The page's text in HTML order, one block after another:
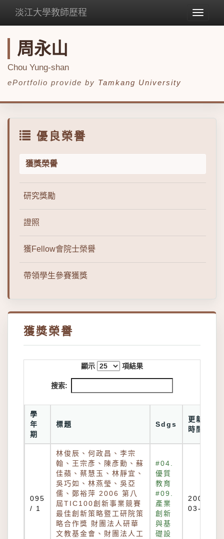
Toggle
淡江大學教師歷程
周永山
Chou Yung-shan
ePortfolio provide by Tamkang University
優良榮譽
獲獎榮譽
研究獎勵
證照
獲Fellow會院士榮譽
帶領學生參賽獲獎
獲獎榮譽
顯示 項結果
搜索:
學
年
期
標題 Sdgs
更新
時間
095
/ 1
林俊辰、何政昌、李宗
翰、王宗彥、陳彥勳、蘇
佳蘋、蔡慧玉、林靜宜、
吳巧如、林燕瑩、吳亞
儒、鄭裕萍 2006 第八
屆TIC100創新事業競賽
最佳創新策略暨工研院策
略合作獎 財團法人研華
文教基金會、財團法人工
#04.
優質
教育
#09.
產業
創新
與基
礎設
2007-
03-22